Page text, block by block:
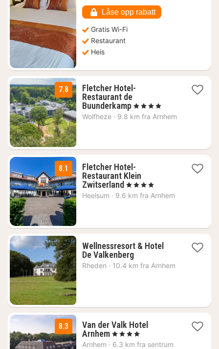
660
kr.
Låse opp rabatt
Gratis Wi-Fi
Restaurant
Heis
7.8
Fletcher Hotel-
Restaurant de
Buunderkamp1
natt
, 4 Stjerner
Wolfheze · 9.8 km fra Arnhem
8.1
Fletcher Hotel-
Restaurant Klein
Zwitserland 1
natt
, 4 Stjerner
Heelsum · 9.6 km fra Arnhem
Wellnessresort & Hotel
De Valkenberg1
natt
Rheden · 10.4 km fra Arnhem
8.3
Van der Valk Hotel
Arnhem1
natt
, 4 Stjerner
Arnhem · 6.3 km fra sentrum